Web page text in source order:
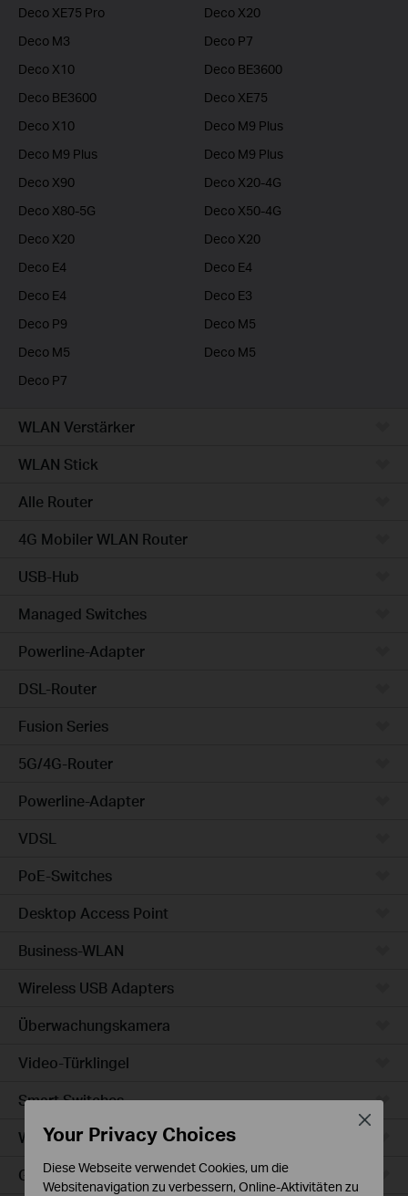
Deco XE75 Pro
Deco X20
Deco M3
Deco P7
Deco X10
Deco BE3600
Deco BE3600
Deco XE75
Deco X10
Deco M9 Plus
Deco M9 Plus
Deco M9 Plus
Deco X90
Deco X20-4G
Deco X80-5G
Deco X50-4G
Deco X20
Deco X20
Deco E4
Deco E4
Deco E4
Deco E3
Deco P9
Deco M5
Deco M5
Deco M5
Deco P7
WLAN Verstärker
WLAN Stick
Alle Router
4G Mobiler WLAN Router
USB-Hub
Managed Switches
Powerline-Adapter
DSL-Router
Fusion Series
5G/4G-Router
Powerline-Adapter
VDSL
PoE-Switches
Desktop Access Point
Business-WLAN
Wireless USB Adapters
Überwachungskamera
Video-Türklingel
Smart Switches
WLAN-Steckdosen
Glühbirne & LED-Streifen
Your Privacy Choices
Diese Webseite verwendet Cookies, um die
Websitenavigation zu verbessern, Online-Aktivitäten zu
Close